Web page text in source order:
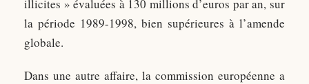
illicites » évaluées à 130 millions d’euros par an, sur
la période 1989-1998, bien supérieures à l’amende
globale.
Dans une autre affaire, la commission européenne a